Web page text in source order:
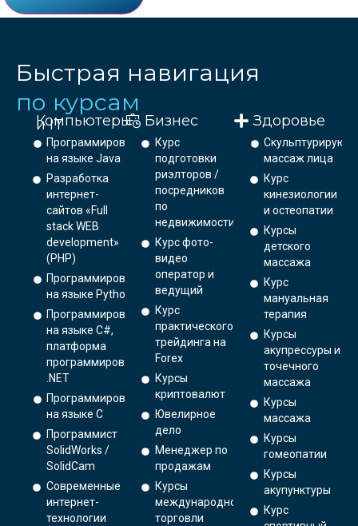
Быстрая навигация
по курсам
Компьютеры
и IT
Программирование
на языке Java
Разработка
интернет-
сайтов «Full
stack WEB
development»
(PHP)
Программирование
на языке Python.
Программирование
на языке C#,
платформа
программирования
.NET
Программирование
на языке С
Программист
SolidWorks /
SolidCam
Современные
интернет-
технологии
Бизнес
Курс
подготовки
риэлторов /
посредников
по
недвижимости
Курс фото-
видео
оператор и
ведущий
Курс
практического
трейдинга на
Forex
Курсы
криптовалют
Ювелирное
дело
Менеджер по
продажам
Курсы
международной
торговли
Здоровье
массаж лица
Курс
кинезиологии
и остеопатии
Курсы
детского
массажа
Курс
мануальная
терапия
Курсы
акупрессуры и
точечного
массажа
Курсы
массажа
Курсы
гомеопатии
Курсы
акупунктуры
Курс